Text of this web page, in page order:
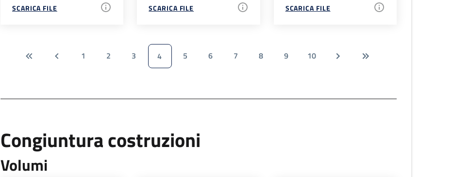
SCARICA FILE SCARICA FILE SCARICA FILE
1 2 3 4 5 6 7 8 9 10
Congiuntura costruzioni
Volumi